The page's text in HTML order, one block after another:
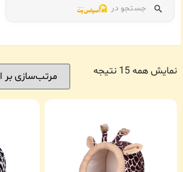
جستجو در
نمایش همه 15 نتیجه